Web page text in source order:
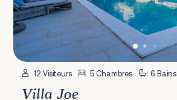
12 Visiteurs 5 Chambres 6 Bains
Villa Joe